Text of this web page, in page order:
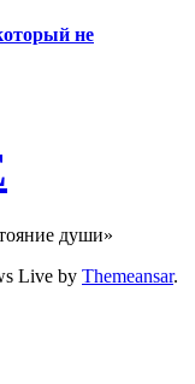
не
души»
Live by Themeansar.